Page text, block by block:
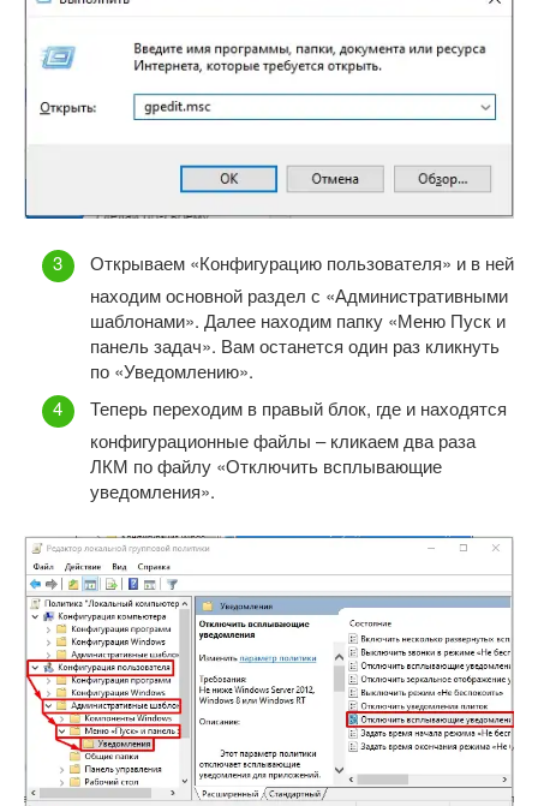
Открываем «Конфигурацию пользователя» и в ней
находим основной раздел с «Административными
шаблонами». Далее находим папку «Меню Пуск и
панель задач». Вам останется один раз кликнуть
по «Уведомлению».
Теперь переходим в правый блок, где и находятся
конфигурационные файлы – кликаем два раза
ЛКМ по файлу «Отключить всплывающие
уведомления».